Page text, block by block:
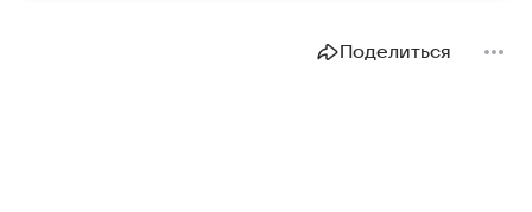
Поделиться